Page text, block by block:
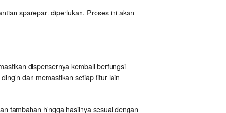
sparepart diperlukan. Proses ini akan
dispensernya kembali berfungsi
dan memastikan setiap fitur lain
tambahan hingga hasilnya sesuai dengan